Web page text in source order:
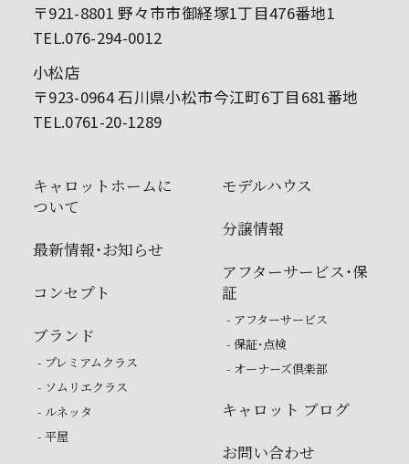
〒921-8801 野々市市御経塚1丁目476番地1
TEL.076-294-0012
小松店
〒923-0964 石川県小松市今江町6丁目681番地
TEL.0761-20-1289
キャロットホームに
ついて
最新情報・お知らせ
コンセプト
ブランド
- プレミアムクラス
- ソムリエクラス
- ルネッタ
- 平屋
モデルハウス
分譲情報
アフターサービス・保
証
- アフターサービス
- 保証・点検
- オーナーズ倶楽部
キャロット ブログ
お問い合わせ